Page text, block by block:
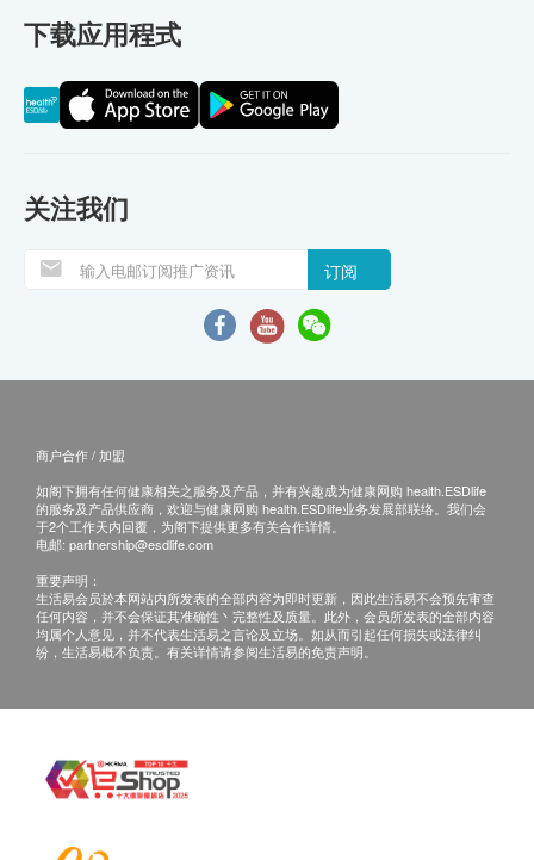
下载应用程式
关注我们
订阅
商户合作 / 加盟
如阁下拥有任何健康相关之服务及产品，并有兴趣成为健康网购 health.ESDlife
的服务及产品供应商，欢迎与健康网购 health.ESDlife业务发展部联络。我们会
于2个工作天内回覆，为阁下提供更多有关合作详情。
电邮: partnership@esdlife.com
重要声明：
生活易会员於本网站内所发表的全部内容为即时更新，因此生活易不会预先审查
任何内容，并不会保证其准确性丶完整性及质量。此外，会员所发表的全部内容
均属个人意见，并不代表生活易之言论及立场。如从而引起任何损失或法律纠
纷，生活易概不负责。有关详情请参阅生活易的免责声明。